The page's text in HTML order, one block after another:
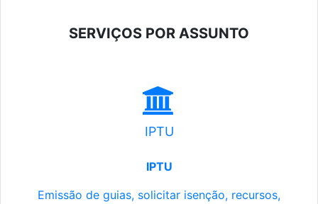
SERVIÇOS POR ASSUNTO
IPTU
IPTU
Emissão de guias, solicitar isenção, recursos,